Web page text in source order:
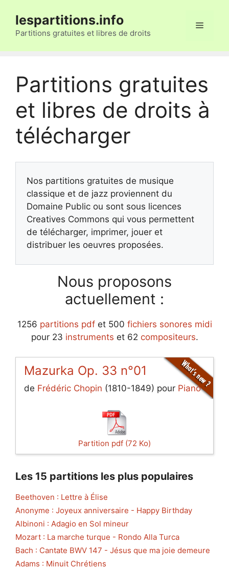
contenu
lespartitions.info
Partitions gratuites et libres de droits
Menu
Partitions gratuites
et libres de droits à
télécharger
Nos partitions gratuites de musique
classique et de jazz proviennent du
Domaine Public ou sont sous licences
Creatives Commons qui vous permettent
de télécharger, imprimer, jouer et
distribuer les oeuvres proposées.
Nous proposons
actuellement :
1256 partitions pdfet 500 fichiers sonores midi
pour 23 instruments et 62 compositeurs.
Mazurka Op. 33 n°01
de Frédéric Chopin (1810-1849) pour Piano
Partition pdf (72 Ko)
Les 15 partitions les plus populaires
Beethoven : Lettre à Élise
Anonyme : Joyeux anniversaire - Happy Birthday
Albinoni : Adagio en Sol mineur
Mozart : La marche turque - Rondo Alla Turca
Bach : Cantate BWV 147 - Jésus que ma joie demeure
Adams : Minuit Chrétiens